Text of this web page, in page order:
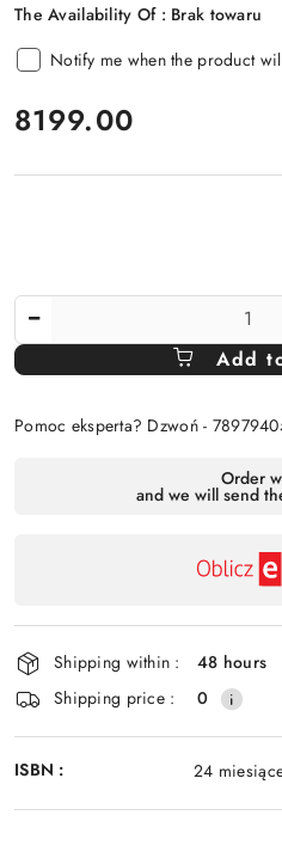
The Availability Of : Brak towaru
Notify me when the product
price:
8199.00
Of
Add
Pomoc eksperta? Dzwoń -
Order
and we will send
Shipping within :
48 hours
Shipping price :
0
ISBN : 24